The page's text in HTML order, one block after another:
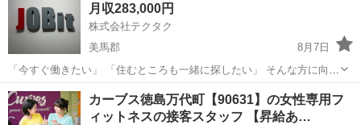
メ...
月収283,000円
株式会社テクタク
美馬郡
8月7日
「今すぐ働きたい」 「住むところも一緒に探したい」 そんな方に向け
たお仕事をご紹介しています。 ◆ こんな方におすすめ ・すぐに働き
たい ・寮付きの仕事を探している ・所持金が少ない／今月が厳しい
...
徳島 美馬郡 物流 未経験
カーブス徳島万代町【90631】の女性専用フ
ィットネスの接客スタッフ 【昇給あ…